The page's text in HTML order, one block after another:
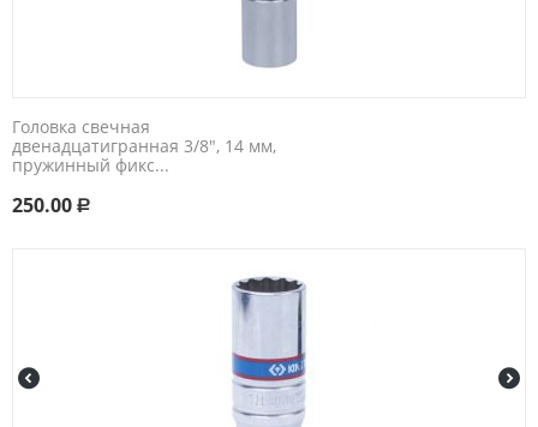
Головка свечная
двенадцатигранная 3/8", 14 мм,
пружинный фикс...
250.00 Р